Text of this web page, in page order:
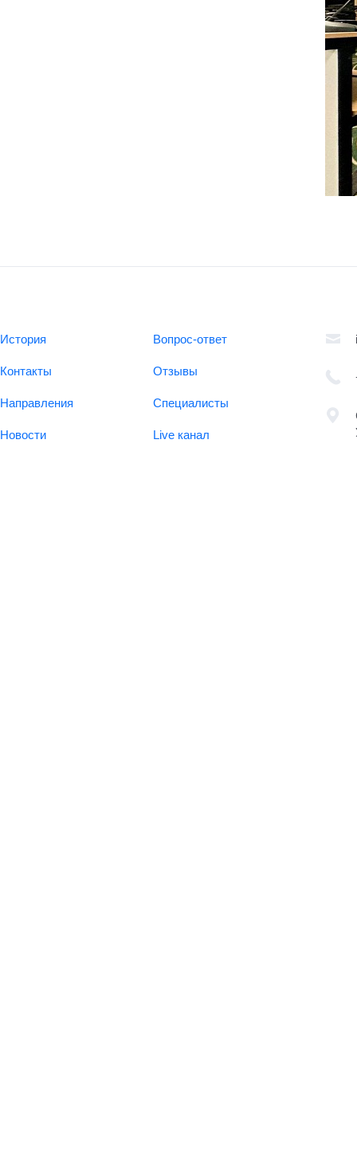
История Вопрос-ответ
Контакты Отзывы
Направления Специалисты
Новости Live канал